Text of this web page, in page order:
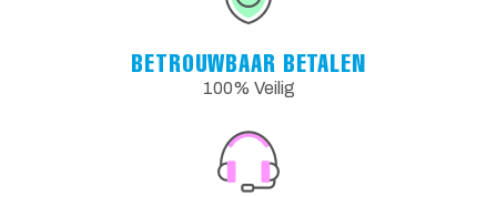
BETROUWBAAR BETALEN
100% Veilig